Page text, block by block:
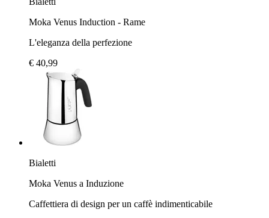
Moka Venus Induction - Rame
L'eleganza della perfezione
€ 40,99
Bialetti
Moka Venus a Induzione
Caffettiera di design per un caffè indimenticabile